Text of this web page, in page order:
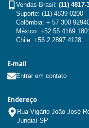
Vendas Brasil: (11) 4817-
Suporte: (11) 4839-0200
Colômbia: + 57 300
México: +52 55 4169 1801
Chile: +56 2 2897 4128
E-mail
Entrar em contato
Endereço
Rua Vigário João José
Jundiaí-SP